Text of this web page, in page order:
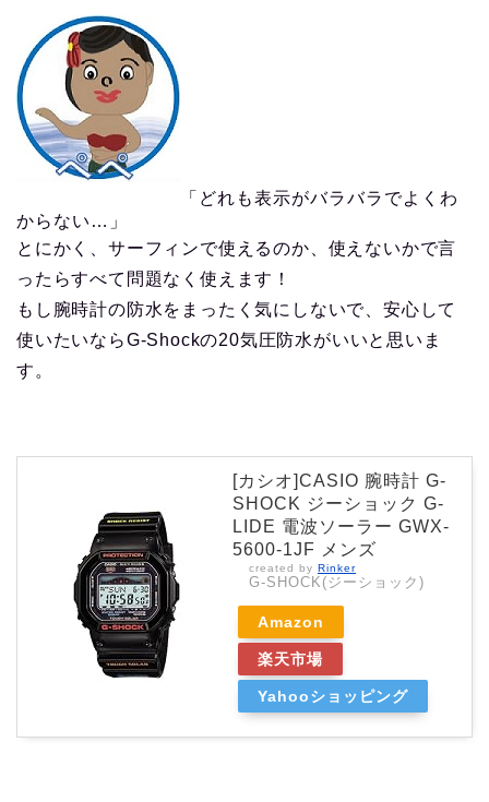
「どれも表示がバラバラでよくわ
からない…」
とにかく、サーフィンで使えるのか、使えないかで言
ったらすべて問題なく使えます！
もし腕時計の防水をまったく気にしないで、安心して
使いたいならG-Shockの20気圧防水がいいと思いま
す。
[カシオ]CASIO 腕時計 G-
SHOCK ジーショック G-
LIDE 電波ソーラー GWX-
5600-1JF メンズ
created by Rinker
G-SHOCK(ジーショック)
Amazon
楽天市場
Yahooショッピング